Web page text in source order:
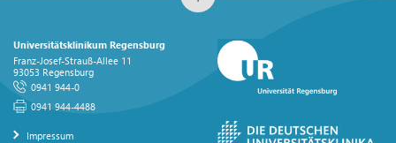
Universitätsklinikum Regensburg
Franz-Josef-Strauß-Allee 11
93053 Regensburg
0941 944-0
0941 944-4488
Impressum